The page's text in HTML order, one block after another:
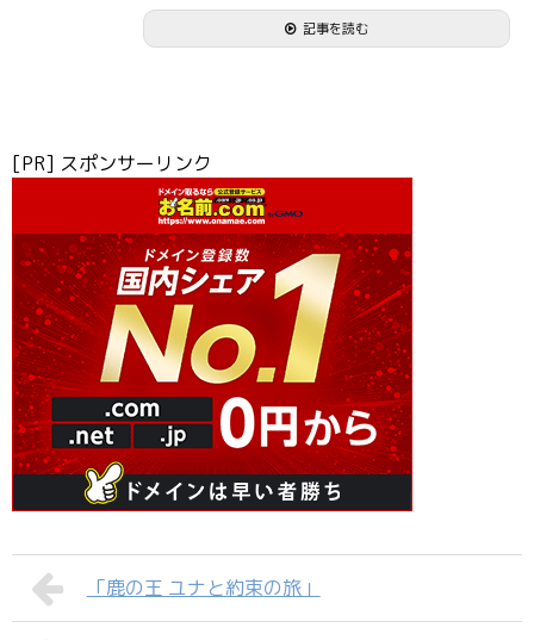
記事を読む
[PR] スポンサーリンク
「鹿の王 ユナと約束の旅」